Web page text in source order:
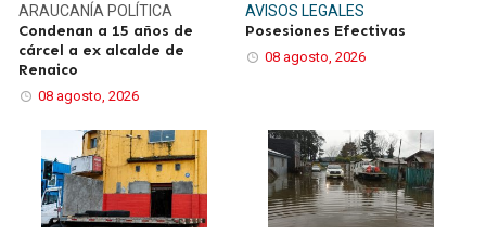
ARAUCANÍAPOLÍTICA
Condenan a 15 años de
cárcel a ex alcalde de
Renaico
08 agosto, 2026
AVISOS LEGALES
Posesiones Efectivas
08 agosto, 2026